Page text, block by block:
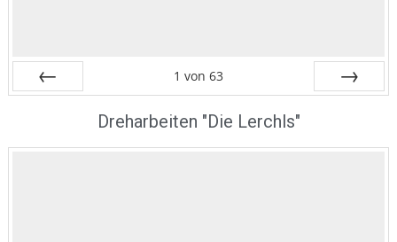
1 von 63
Dreharbeiten "Die Lerchls"